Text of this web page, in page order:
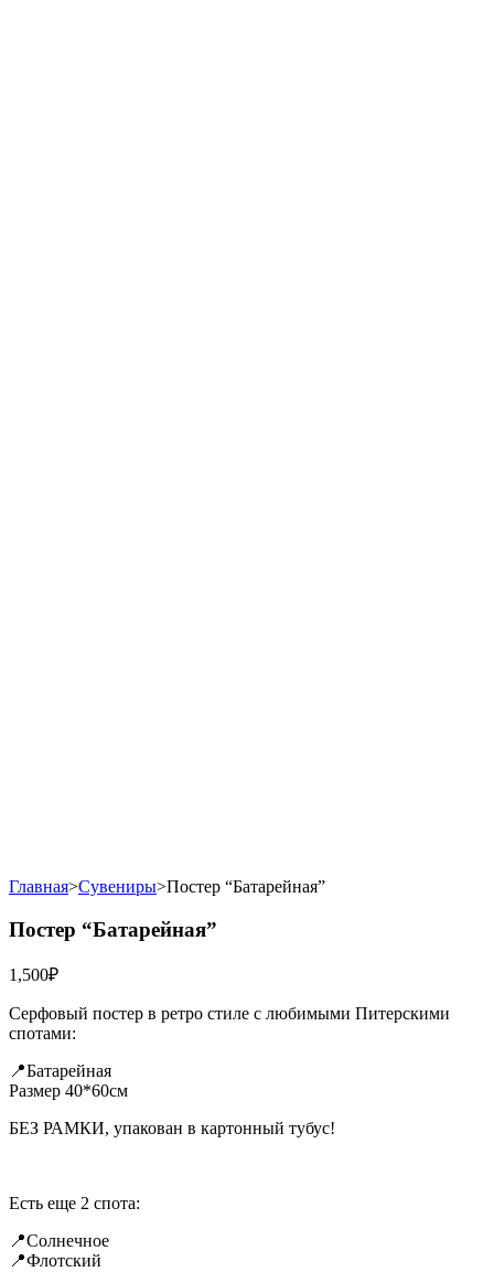
Главная>Сувениры>Постер “Батарейная”
Постер “Батарейная”
1,500₽
Серфовый постер в ретро стиле с любимыми Питерскими
спотами:
📍Батарейная
Размер 40*60см
БЕЗ РАМКИ, упакован в картонный тубус!
Есть еще 2 спота:
📍Солнечное
📍Флотский